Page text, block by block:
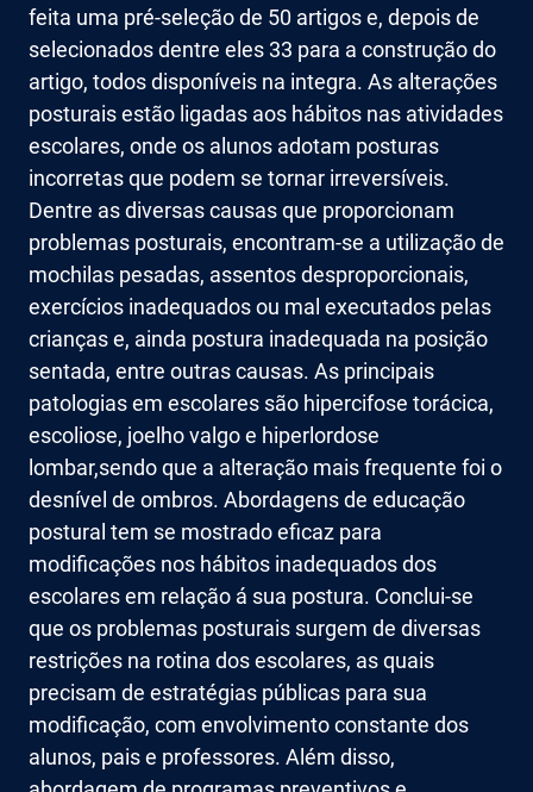
feita uma pré-seleção de 50 artigos e, depois de
selecionados dentre eles 33 para a construção do
artigo, todos disponíveis na integra. As alterações
posturais estão ligadas aos hábitos nas atividades
escolares, onde os alunos adotam posturas
incorretas que podem se tornar irreversíveis.
Dentre as diversas causas que proporcionam
problemas posturais, encontram-se a utilização de
mochilas pesadas, assentos desproporcionais,
exercícios inadequados ou mal executados pelas
crianças e, ainda postura inadequada na posição
sentada, entre outras causas. As principais
patologias em escolares são hipercifose torácica,
escoliose, joelho valgo e hiperlordose
lombar,sendo que a alteração mais frequente foi o
desnível de ombros. Abordagens de educação
postural tem se mostrado eficaz para
modificações nos hábitos inadequados dos
escolares em relação á sua postura. Conclui-se
que os problemas posturais surgem de diversas
restrições na rotina dos escolares, as quais
precisam de estratégias públicas para sua
modificação, com envolvimento constante dos
alunos, pais e professores. Além disso,